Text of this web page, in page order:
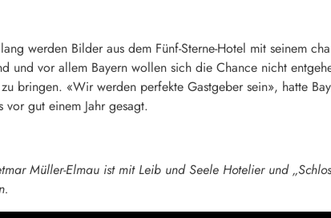
werden Bilder aus dem Fünf-Sterne-Hotel mit seinem
und vor allem Bayern wollen sich die Chance nicht
bringen. «Wir werden perfekte Gastgeber sein», hatte
vor gut einem Jahr gesagt.
Müller-Elmau ist mit Leib und Seele Hotelier und